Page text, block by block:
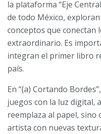
la plataforma “Eje
de todo México,
conceptos que conectan
extraordinario. Es
integran el primer libro
país.
En “(a) Cortando
juegos con la luz digital,
reemplaza al papel, sino
artista con nuevas